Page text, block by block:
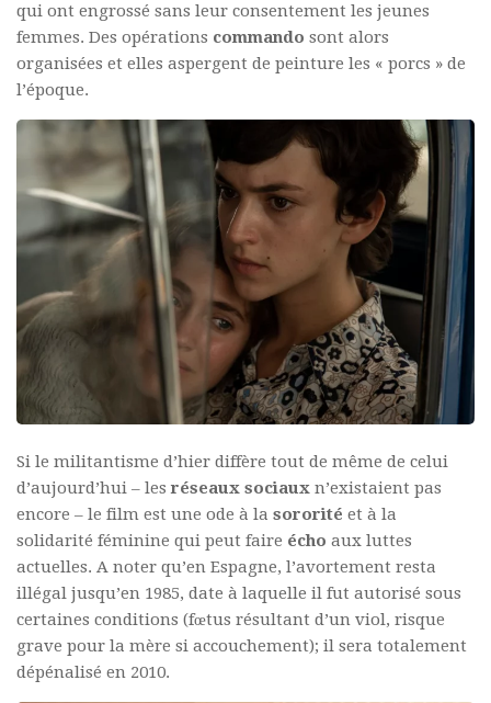
qui ont engrossé sans leur consentement les jeunes
femmes. Des opérations commando sont alors
organisées et elles aspergent de peinture les « porcs » de
l’époque.
Si le militantisme d’hier diffère tout de même de celui
d’aujourd’hui – lesréseaux sociaux n’existaient pas
encore – le film est une ode à la sororité et à la
solidarité féminine qui peut faire écho aux luttes
actuelles. A noter qu’en Espagne, l’avortement resta
illégal jusqu’en 1985, date à laquelle il fut autorisé sous
certaines conditions (fœtus résultant d’un viol, risque
grave pour la mère si accouchement); il sera totalement
dépénalisé en 2010.